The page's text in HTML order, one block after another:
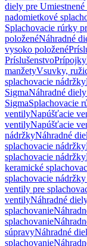
diely pre
nadomietkové
Splachovacie rúrky
položenéNáhradné
vysoko položené
PríslušenstvoPrípojky
manžetyVsuvky,
splachovacie nádržky
SigmaNáhradné
SigmaSplachovacie
ventilyNapúšťacie
ventilyNapúšťacie
nádržkyNáhradné
splachovacie nádržky
splachovacie nádržky
keramické
splachovacie
ventily pre
ventilyNáhradné
splachovanie
splachovanie
súpravyNáhradné
splachovanie